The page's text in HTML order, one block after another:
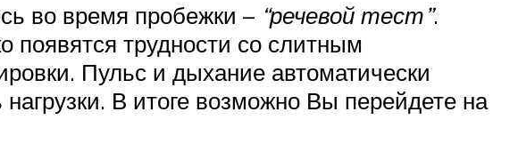
во время пробежки – “речевой тест”.
появятся трудности со слитным
Пульс и дыхание автоматически
В итоге возможно Вы перейдете на